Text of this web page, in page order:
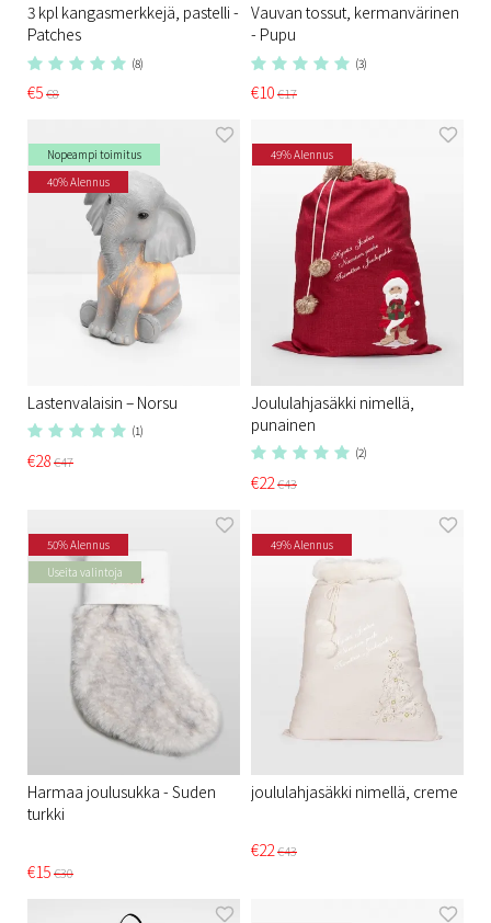
3 kpl kangasmerkkejä, pastelli -
Patches
(8)
€5€8
Vauvan tossut, kermanvärinen
- Pupu
(3)
€10€17
Nopeampi toimitus
40% Alennus
Lastenvalaisin – Norsu
(1)
€28€47
49% Alennus
Joululahjasäkki nimellä,
punainen
(2)
€22€43
50% Alennus
Useita valintoja
Harmaa joulusukka - Suden
turkki
€15€30
49% Alennus
joululahjasäkki nimellä, creme
€22€43